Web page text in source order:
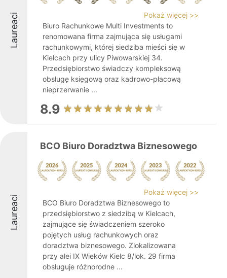
Laureaci
Pokaż więcej >>
Biuro Rachunkowe Multi Investments to
renomowana firma zajmująca się usługami
rachunkowymi, której siedziba mieści się w
Kielcach przy ulicy Piwowarskiej 34.
Przedsiębiorstwo świadczy kompleksową
obsługę księgową oraz kadrowo-płacową
nieprzerwanie ...
8.9
Laureaci
BCO Biuro Doradztwa Biznesowego
Pokaż więcej >>
BCO Biuro Doradztwa Biznesowego to
przedsiębiorstwo z siedzibą w Kielcach,
zajmujące się świadczeniem szeroko
pojętych usług rachunkowych oraz
doradztwa biznesowego. Zlokalizowana
przy alei IX Wieków Kielc 8/lok. 29 firma
obsługuje różnorodne ...